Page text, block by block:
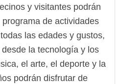
y visitantes podrán
de actividades
las edades y gustos,
la tecnología y los
el arte, el deporte y la
podrán disfrutar de